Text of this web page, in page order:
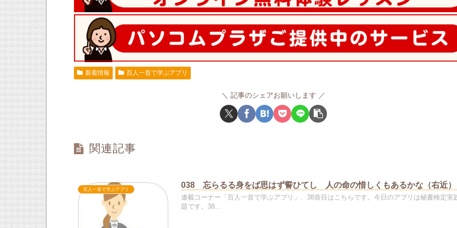
新着情報 百人一首で学ぶアプリ
記事のシェアお願いします
関連記事
百人一首で学ぶアプリ 038 忘らるる身をば思はず誓ひてし 人の命の惜しくもあるかな（右近）
連載コーナー「百人一首で学ぶアプリ」、38首目はこちらです。今日のアプリは秘書検定実
題です。38...